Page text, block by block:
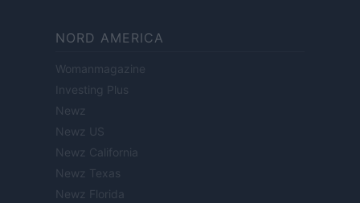
NORD AMERICA
Womanmagazine
Investing Plus
Newz
Newz US
Newz California
Newz Texas
Newz Florida